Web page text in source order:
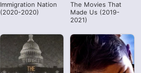
Immigration Nation
(2020-2020)
The Movies That
Made Us (2019-
2021)